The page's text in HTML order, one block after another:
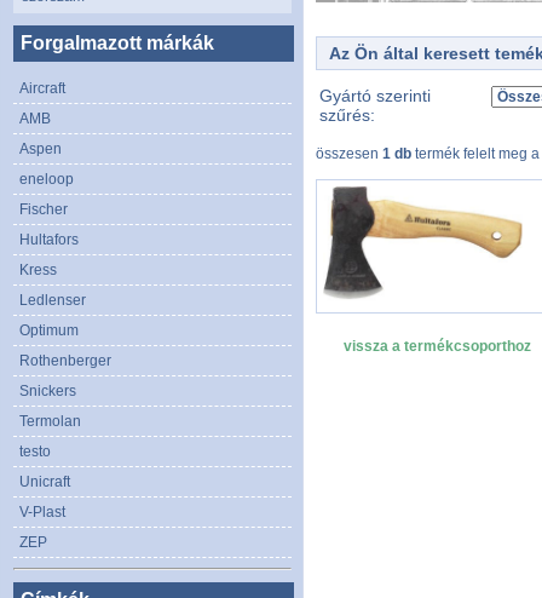
Az Ön által keresett
Gyártó szerinti
szűrés:
összesen 1 db termék felelt meg
vissza a termékcsoporthoz
Forgalmazott márkák
Aircraft
AMB
Aspen
eneloop
Fischer
Hultafors
Kress
Ledlenser
Optimum
Rothenberger
Snickers
Termolan
testo
Unicraft
V-Plast
ZEP